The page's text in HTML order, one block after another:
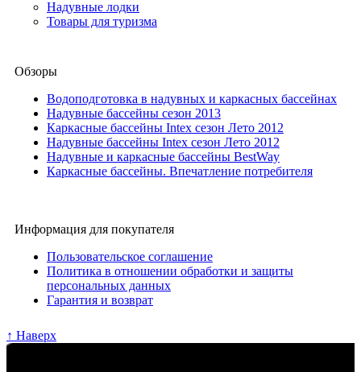
Надувные лодки
Товары для туризма
Обзоры
Водоподготовка в надувных и каркасных бассейнах
Надувные бассейны сезон 2013
Каркасные бассейны Intex сезон Лето 2012
Надувные бассейны Intex сезон Лето 2012
Надувные и каркасные бассейны BestWay
Каркасные бассейны. Впечатление потребителя
Информация для покупателя
Пользовательское соглашение
Политика в отношении обработки и защиты
персональных данных
Гарантия и возврат
↑ Наверх